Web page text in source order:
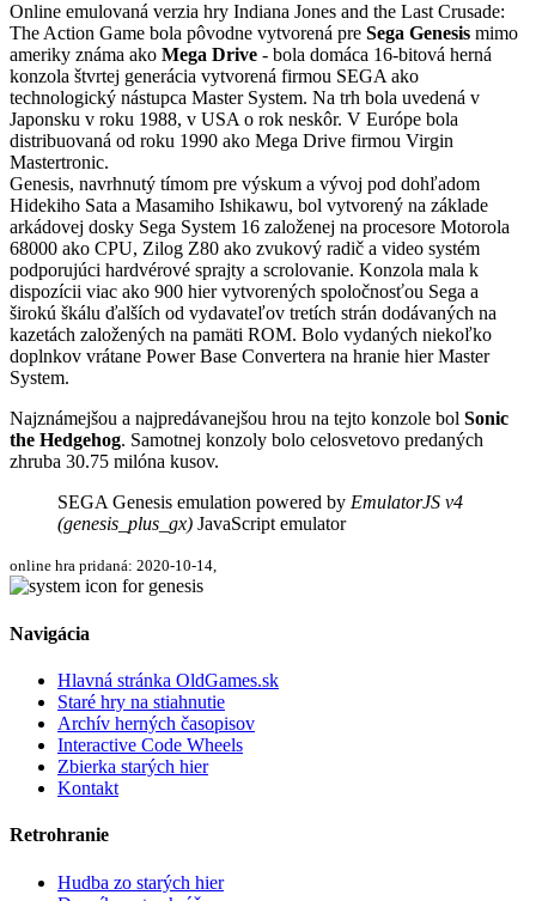
Online emulovaná verzia hry Indiana Jones and the Last Crusade:
The Action Game bola pôvodne vytvorená pre Sega Genesis mimo
ameriky známa ako Mega Drive - bola domáca 16-bitová herná
konzola štvrtej generácia vytvorená firmou SEGA ako
technologický nástupca Master System. Na trh bola uvedená v
Japonsku v roku 1988, v USA o rok neskôr. V Európe bola
distribuovaná od roku 1990 ako Mega Drive firmou Virgin
Mastertronic.
Genesis, navrhnutý tímom pre výskum a vývoj pod dohľadom
Hidekiho Sata a Masamiho Ishikawu, bol vytvorený na základe
arkádovej dosky Sega System 16 založenej na procesore Motorola
68000 ako CPU, Zilog Z80 ako zvukový radič a video systém
podporujúci hardvérové sprajty a scrolovanie. Konzola mala k
dispozícii viac ako 900 hier vytvorených spoločnosťou Sega a
širokú škálu ďalších od vydavateľov tretích strán dodávaných na
kazetách založených na pamäti ROM. Bolo vydaných niekoľko
doplnkov vrátane Power Base Convertera na hranie hier Master
System.
Najznámejšou a najpredávanejšou hrou na tejto konzole bol Sonic
the Hedgehog. Samotnej konzoly bolo celosvetovo predaných
zhruba 30.75 milóna kusov.
SEGA Genesis emulation powered by EmulatorJS v4
(genesis_plus_gx) JavaScript emulator
online hra pridaná: 2020-10-14,
Navigácia
Hlavná stránka OldGames.sk
Staré hry na stiahnutie
Archív herných časopisov
Interactive Code Wheels
Zbierka starých hier
Kontakt
Retrohranie
Hudba zo starých hier